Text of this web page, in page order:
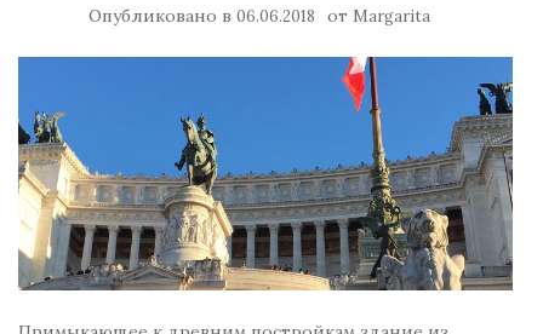
Опубликовано в 06.06.2018 от Margarita